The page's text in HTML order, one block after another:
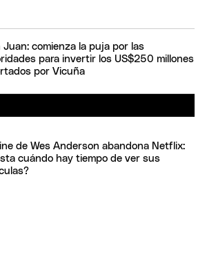
Juan: comienza la puja por las
para invertir los US$250 millones
por Vicuña
de Wes Anderson abandona Netflix:
cuándo hay tiempo de ver sus